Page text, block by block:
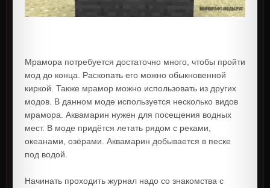
Мрамора потребуется достаточно много, чтобы пройти
мод до конца. Раскопать его можно обыкновенной
киркой. Также мрамор можно использовать из других
модов. В данном моде используется несколько видов
мрамора. Аквамарин нужен для посещения водных
мест. В моде придётся летать рядом c реками,
океанами, озёрами. Аквамарин добывается в песке
под водой.
Начинать проходить журнал надо со знакомства с